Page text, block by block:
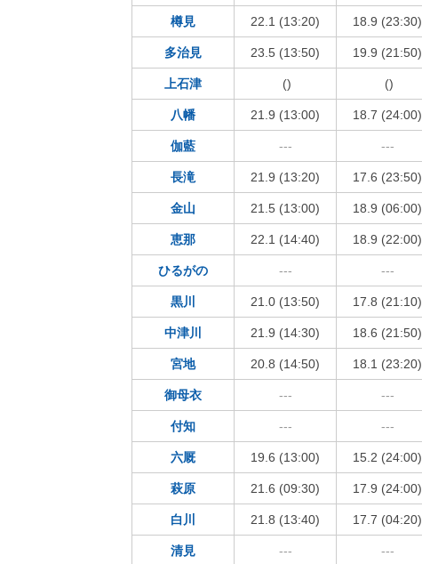
樽見 22.1 (13:20) 18.9 (23:30)
多治見 23.5 (13:50) 19.9 (21:50)
上石津 () ()
八幡 21.9 (13:00) 18.7 (24:00)
伽藍 --- ---
長滝 21.9 (13:20) 17.6 (23:50)
金山 21.5 (13:00) 18.9 (06:00)
恵那 22.1 (14:40) 18.9 (22:00)
ひるがの --- ---
黒川 21.0 (13:50) 17.8 (21:10)
中津川 21.9 (14:30) 18.6 (21:50)
宮地 20.8 (14:50) 18.1 (23:20)
御母衣 --- ---
付知 --- ---
六厩 19.6 (13:00) 15.2 (24:00)
萩原 21.6 (09:30) 17.9 (24:00)
白川 21.8 (13:40) 17.7 (04:20)
清見 --- ---